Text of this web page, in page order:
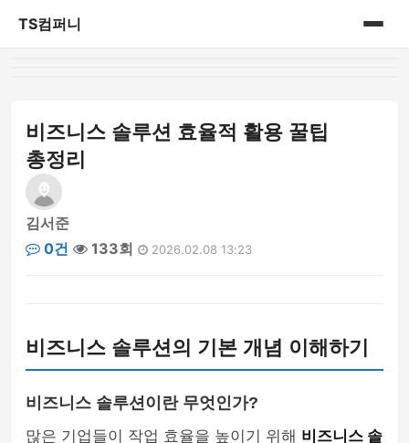
TS컴퍼니
비즈니스 솔루션 효율적 활용 꿀팁
총정리
김서준
0건
133회 2026.02.08 13:23
비즈니스 솔루션의 기본 개념 이해하기
비즈니스 솔루션이란 무엇인가?
많은 기업들이 작업 효율을 높이기 위해 비즈니스 솔